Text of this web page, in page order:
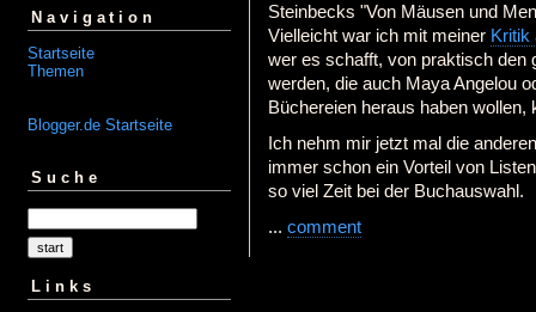
Navigation
Startseite
Themen
Blogger.de Startseite
Suche
Links
Steinbecks "Von Mäusen und
Vielleicht war ich mit meiner Kritik
wer es schafft, von praktisch den
werden, die auch Maya Angelou
Büchereien heraus haben
Ich nehm mir jetzt mal die
immer schon ein Vorteil von
so viel Zeit bei der Buchauswahl.
... comment